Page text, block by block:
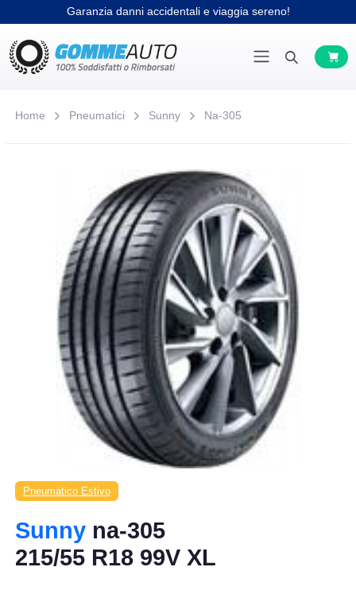
Garanzia danni accidentali e viaggia sereno!
Home Pneumatici Sunny Na-305
Pneumatico Estivo
Sunny na-305
215/55 R18 99V XL